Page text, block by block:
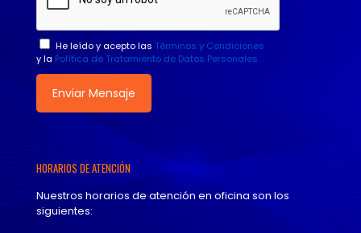
He leído y acepto las Términos y Condiciones
y la Política de Tratamiento de Datos Personales.
HORARIOS DE ATENCIÓN
Nuestros horarios de atención en oficina son los
siguientes: